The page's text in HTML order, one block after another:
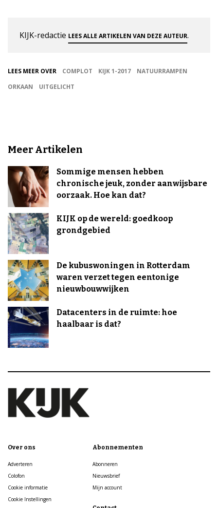
KIJK-redactie LEES ALLE ARTIKELEN VAN DEZE AUTEUR.
LEES MEER OVER COMPLOT KIJK 1-2017
NATUURRAMPEN
ORKAAN
UITGELICHT
Meer Artikelen
Sommige mensen hebben
chronische jeuk, zonder aanwijsbare
oorzaak. Hoe kan dat?
KIJK op de wereld: goedkoop
grondgebied
De kubuswoningen in Rotterdam
waren verzet tegen eentonige
nieuwbouwwijken
Datacenters in de ruimte: hoe
haalbaar is dat?
Over ons
Adverteren
Colofon
Cookie informatie
Cookie Instellingen
Abonnementen
Abonneren
Nieuwsbrief
Mijn account